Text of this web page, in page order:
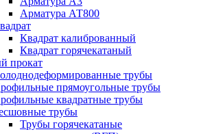
Арматура АТ800
Квадрат калиброванный
Квадрат горячекатаный
прокат
трубы
прямоугольные трубы
квадратные трубы
трубы
Трубы горячекатаные